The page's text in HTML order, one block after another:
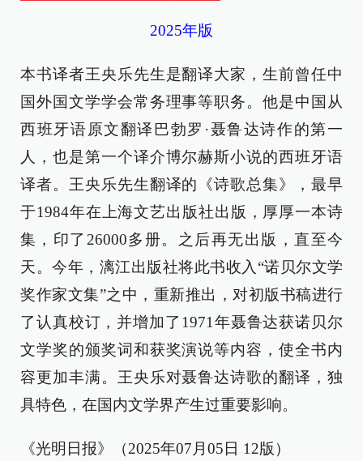
2025年版
本书译者王央乐先生是翻译大家，生前曾任中
国外国文学学会常务理事等职务。他是中国从
西班牙语原文翻译巴勃罗·聂鲁达诗作的第一
人，也是第一个译介博尔赫斯小说的西班牙语
译者。王央乐先生翻译的《诗歌总集》，最早
于1984年在上海文艺出版社出版，厚厚一本诗
集，印了26000多册。之后再无出版，直至今
天。今年，漓江出版社将此书收入“诺贝尔文学
奖作家文集”之中，重新推出，对初版书稿进行
了认真校订，并增加了1971年聂鲁达获诺贝尔
文学奖的颁奖词和获奖演说等内容，使全书内
容更加丰满。王央乐对聂鲁达诗歌的翻译，独
具特色，在国内文学界产生过重要影响。
《光明日报》（2025年07月05日 12版）